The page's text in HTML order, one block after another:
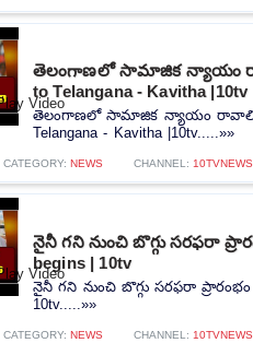
తెలంగాణలో సామాజిక న్యాయం
to Telangana - Kavitha |10tv
తెలంగాణలో సామాజిక న్యాయం రావాలి -
Telangana - Kavitha |10tv.....»»
CATEGORY: NEWS CHANNEL:
నైనీ గని నుంచి బొగ్గు సరఫరా
begins | 10tv
నైనీ గని నుంచి బొగ్గు సరఫరా ప్రారంభం
10tv.....»»
CATEGORY: NEWS CHANNEL: